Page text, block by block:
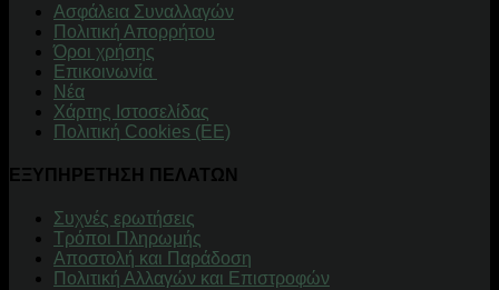
Aσφάλεια Συναλλαγών
Πολιτική Απορρήτου
Όροι χρήσης
Επικοινωνία
Νέα
Χάρτης Ιστοσελίδας
Πολιτική Cookies (ΕΕ)
ΕΞΥΠΗΡΕΤΗΣΗ ΠΕΛΑΤΩΝ
Συχνές ερωτήσεις
Τρόποι Πληρωμής
Αποστολή και Παράδοση
Πολιτική Αλλαγών και Επιστροφών